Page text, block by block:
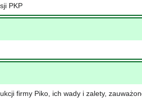
PKP
firmy Piko, ich wady i zalety,